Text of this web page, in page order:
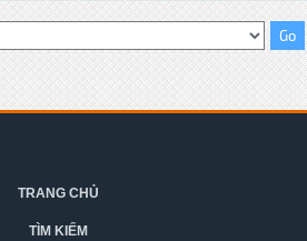
TRANG CHỦ
TÌM KIẾM